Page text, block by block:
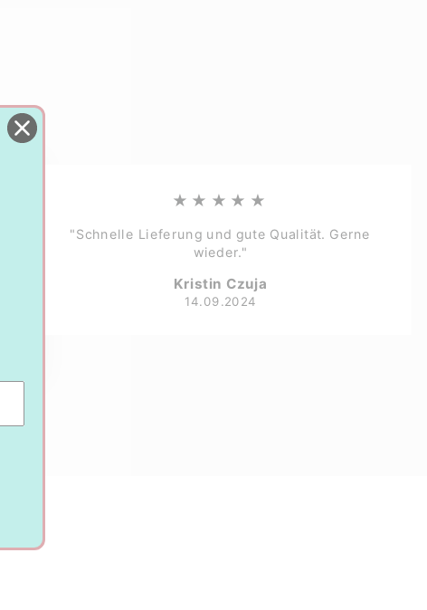
★★★★★
"Schnelle Lieferung und gute Qualität. Gerne
wieder."
Kristin Czuja
14.09.2024